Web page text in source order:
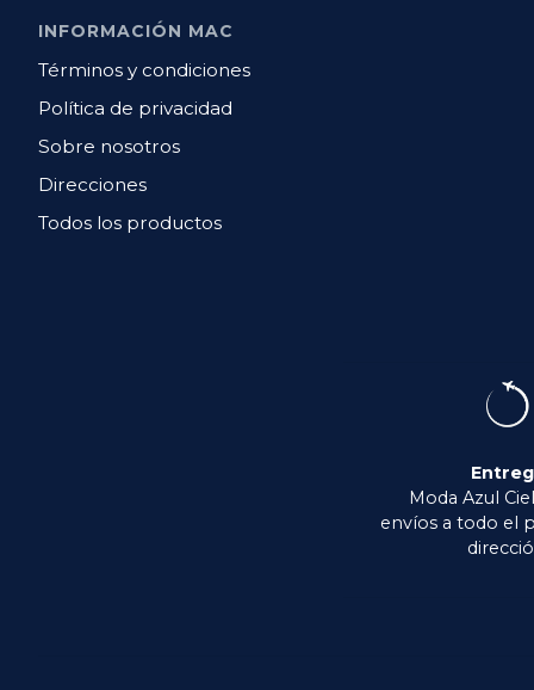
INFORMACIÓN MAC
Términos y condiciones
Política de privacidad
Sobre nosotros
Direcciones
Todos los productos
Moda Azul
envíos a todo el